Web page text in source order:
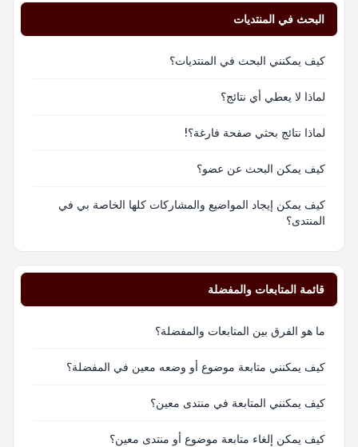
البحث في المنتديات
كيف يمكنني البحث في المنتديات؟
لماذا لا يعطي أي نتائج؟
لماذا نتائج بحثي صفحة فارغة؟!
كيف يمكن البحث عن عضو؟
كيف يمكن إيجاد المواضيع والمشاركات كلها الخاصة بي في
المنتدى؟
قائمة المتابعات والمفضلة
ما هو الفرق بين المتابعات والمفضلة؟
كيف يمكنني متابعة موضوع أو وضعه معين في المفضلة؟
كيف يمكنني المتابعة في منتدى معين؟
كيف يمكن إلغاء متابعة موضوع أو منتدى معين؟